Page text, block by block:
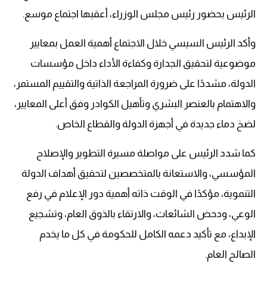
الرئيس بحضور رئيس مجلس الوزراء، أعقبها اجتماع موسع.
وأكد الرئيس السيسي خلال الاجتماع أهمية العمل بمعايير
موضوعية لتحقيق الجدارة وكفاءة الأداء داخل مؤسسات
الدولة، مشددًا على ضرورة المراجعة الذاتية والتقييم المستمر،
والاهتمام بالعنصر البشري وتأهيل الكوادر وفق أعلى المعايير،
لضخ دماء جديدة في أجهزة الدولة والقطاع الخاص.
كما شدد الرئيس على مواصلة مسيرة التطوير والإصلاح
المؤسسي، والاستعانة بالمتخصصين لتحقيق أهداف الدولة
التنموية، مؤكدًا في الوقت ذاته أهمية دور الإعلام في رفع
الوعي، ودحض الشائعات، والارتقاء بالذوق العام، وتشجيع
الإبداع، مع تأكيد دعمه الكامل للحكومة في كل ما يخدم
الصالح العام.